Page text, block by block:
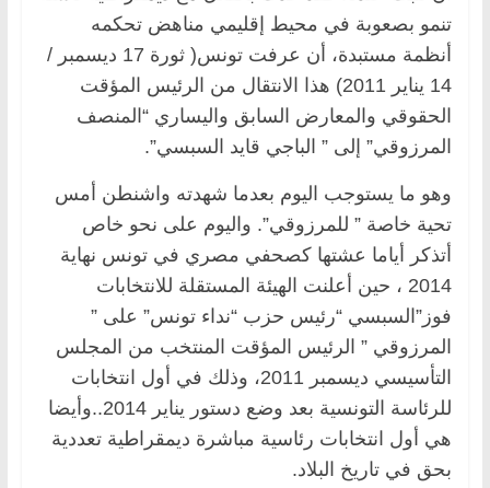
تنمو بصعوبة في محيط إقليمي مناهض تحكمه
أنظمة مستبدة، أن عرفت تونس( ثورة 17 ديسمبر /
14 يناير 2011) هذا الانتقال من الرئيس المؤقت
الحقوقي والمعارض السابق واليساري “المنصف
المرزوقي” إلى ” الباجي قايد السبسي”.
وهو ما يستوجب اليوم بعدما شهدته واشنطن أمس
تحية خاصة ” للمرزوقي”. واليوم على نحو خاص
أتذكر أياما عشتها كصحفي مصري في تونس نهاية
2014 ، حين أعلنت الهيئة المستقلة للانتخابات
فوز”السبسي “رئيس حزب “نداء تونس” على ”
المرزوقي ” الرئيس المؤقت المنتخب من المجلس
التأسيسي ديسمبر 2011، وذلك في أول انتخابات
للرئاسة التونسية بعد وضع دستور يناير 2014..وأيضا
هي أول انتخابات رئاسية مباشرة ديمقراطية تعددية
بحق في تاريخ البلاد.